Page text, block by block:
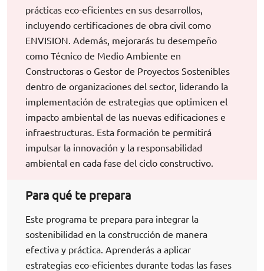
prácticas eco-eficientes en sus desarrollos,
incluyendo certificaciones de obra civil como
ENVISION. Además, mejorarás tu desempeño
como Técnico de Medio Ambiente en
Constructoras o Gestor de Proyectos Sostenibles
dentro de organizaciones del sector, liderando la
implementación de estrategias que optimicen el
impacto ambiental de las nuevas edificaciones e
infraestructuras. Esta formación te permitirá
impulsar la innovación y la responsabilidad
ambiental en cada fase del ciclo constructivo.
Para qué te prepara
Este programa te prepara para integrar la
sostenibilidad en la construcción de manera
efectiva y práctica. Aprenderás a aplicar
estrategias eco-eficientes durante todas las fases